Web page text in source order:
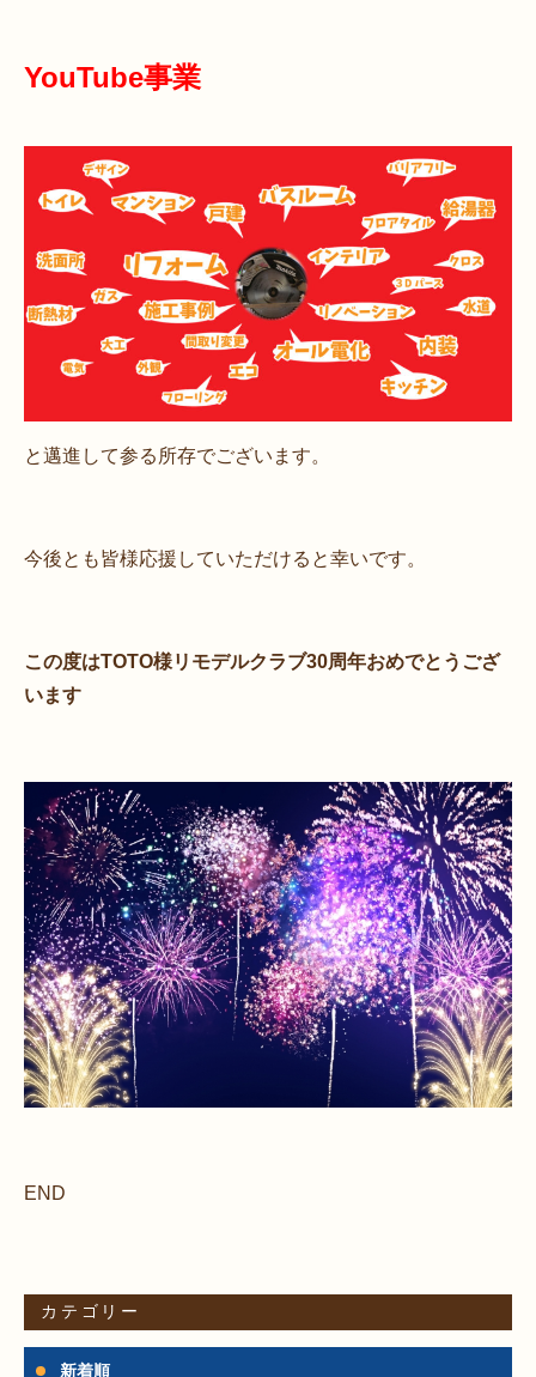
YouTube事業
と邁進して参る所存でございます。
今後とも皆様応援していただけると幸いです。
この度はTOTO様リモデルクラブ30周年おめでとうござ
います
END
カテゴリー
新着順